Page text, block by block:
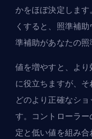
かをほぼ決定しま
くすると、照準補
準補助があなたの照
値を増やすと、よ
に役立ちますが、
どのより正確なシ
す。 コントローラ
定と低い値を組み